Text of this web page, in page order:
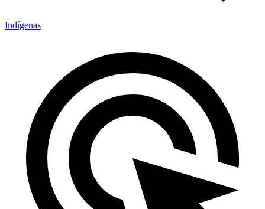
Indígenas